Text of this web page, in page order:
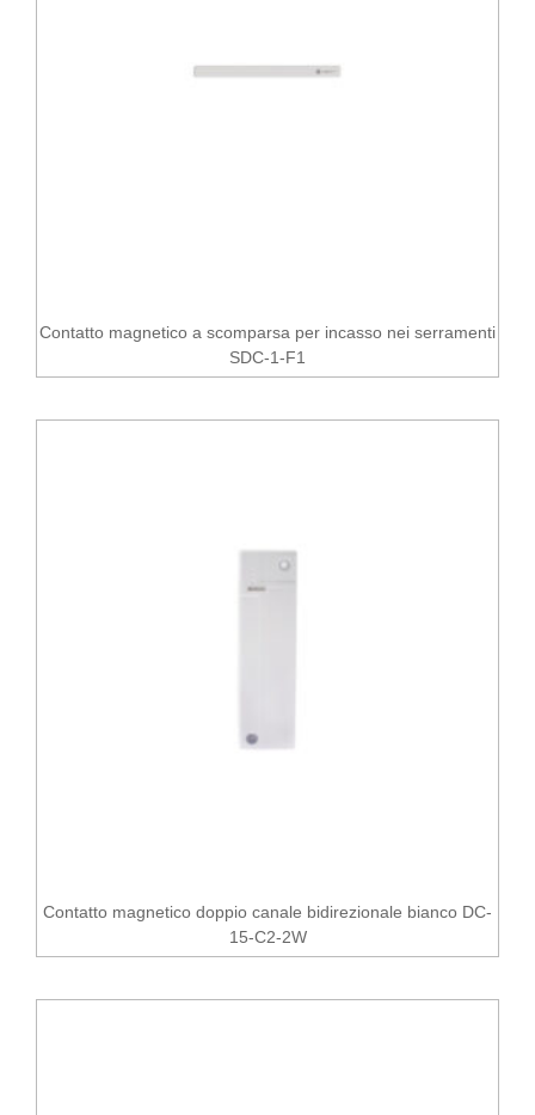
Contatto magnetico a scomparsa per incasso nei serramenti
SDC-1-F1
Contatto magnetico doppio canale bidirezionale bianco DC-
15-C2-2W